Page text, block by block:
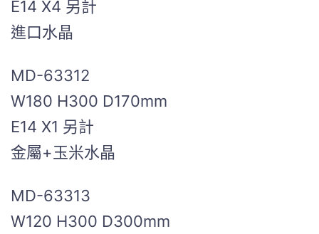
E14 X4 另計
進口水晶
MD-63312
W180 H300 D170mm
E14 X1 另計
金屬+玉米水晶
MD-63313
W120 H300 D300mm